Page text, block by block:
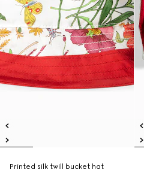
Printed silk twill bucket hat